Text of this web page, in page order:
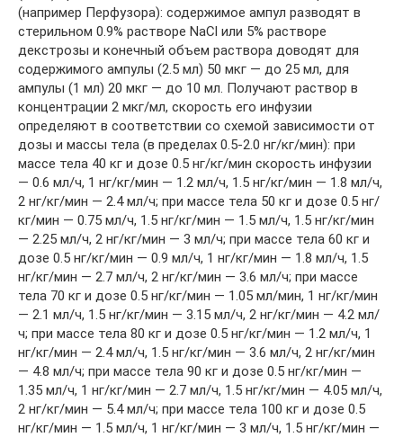
(например Перфузора): содержимое ампул разводят в
стерильном 0.9% растворе NaCl или 5% растворе
декстрозы и конечный объем раствора доводят для
содержимого ампулы (2.5 мл) 50 мкг — до 25 мл, для
ампулы (1 мл) 20 мкг — до 10 мл. Получают раствор в
концентрации 2 мкг/мл, скорость его инфузии
определяют в соответствии со схемой зависимости от
дозы и массы тела (в пределах 0.5-2.0 нг/кг/мин): при
массе тела 40 кг и дозе 0.5 нг/кг/мин скорость инфузии
— 0.6 мл/ч, 1 нг/кг/мин — 1.2 мл/ч, 1.5 нг/кг/мин — 1.8 мл/ч,
2 нг/кг/мин — 2.4 мл/ч; при массе тела 50 кг и дозе 0.5 нг/
кг/мин — 0.75 мл/ч, 1.5 нг/кг/мин — 1.5 мл/ч, 1.5 нг/кг/мин
— 2.25 мл/ч, 2 нг/кг/мин — 3 мл/ч; при массе тела 60 кг и
дозе 0.5 нг/кг/мин — 0.9 мл/ч, 1 нг/кг/мин — 1.8 мл/ч, 1.5
нг/кг/мин — 2.7 мл/ч, 2 нг/кг/мин — 3.6 мл/ч; при массе
тела 70 кг и дозе 0.5 нг/кг/мин — 1.05 мл/мин, 1 нг/кг/мин
— 2.1 мл/ч, 1.5 нг/кг/мин — 3.15 мл/ч, 2 нг/кг/мин — 4.2 мл/
ч; при массе тела 80 кг и дозе 0.5 нг/кг/мин — 1.2 мл/ч, 1
нг/кг/мин — 2.4 мл/ч, 1.5 нг/кг/мин — 3.6 мл/ч, 2 нг/кг/мин
— 4.8 мл/ч; при массе тела 90 кг и дозе 0.5 нг/кг/мин —
1.35 мл/ч, 1 нг/кг/мин — 2.7 мл/ч, 1.5 нг/кг/мин — 4.05 мл/ч,
2 нг/кг/мин — 5.4 мл/ч; при массе тела 100 кг и дозе 0.5
нг/кг/мин — 1.5 мл/ч, 1 нг/кг/мин — 3 мл/ч, 1.5 нг/кг/мин —